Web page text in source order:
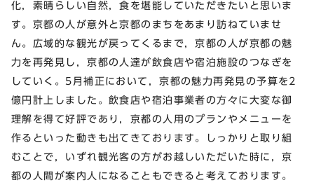
化，素晴らしい自然，食を堪能していただきたいと思いま
す。京都の人が意外と京都のまちをあまり訪ねていませ
ん。広域的な観光が戻ってくるまで，京都の人が京都の魅
力を再発見し，京都の人達が飲食店や宿泊施設のつなぎを
していく。5月補正において，京都の魅力再発見の予算を2
億円計上しました。飲食店や宿泊事業者の方々に大変な御
理解を得て好評であり，京都の人用のプランやメニューを
作るといった動きも出てきております。しっかりと取り組
むことで，いずれ観光客の方がお越しいただいた時に，京
都の人間が案内人になることもできると考えております。